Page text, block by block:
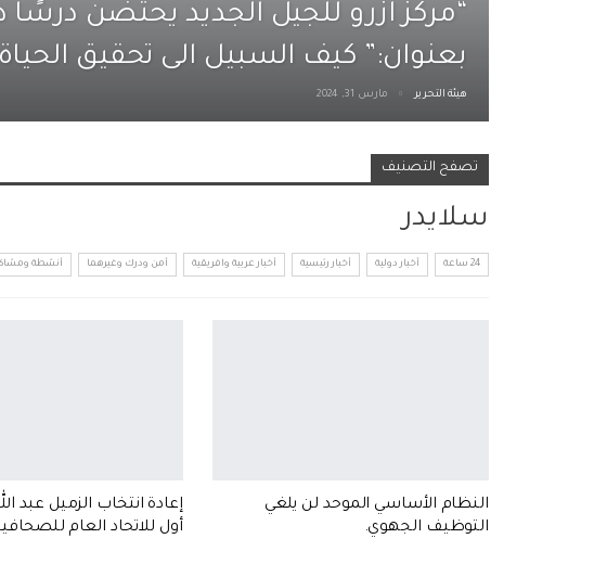
“مركز ازرو للجيل الجديد يحتضن درسًا
بعنوان:” كيف السبيل الى تحقيق
هيئة التحرير مارس 31, 2024
تصفح التصنيف
سلايدر
24 ساعة أخبار دولية أخبار رئيسية أخبار عربية وافريقية أمن ودرك وغيرهما أنشطة ومشاكل
النظام الأساسي الموحد لن يلغي
التوظيف الجهوي.
إعادة انتخاب الزميل عبد
أول للاتحاد العام